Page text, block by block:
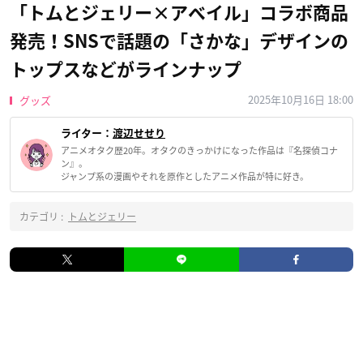
「トムとジェリー×アベイル」コラボ商品
発売！SNSで話題の「さかな」デザインの
トップスなどがラインナップ
グッズ 2025年10月16日 18:00
ライター： 渡辺せせり
アニメオタク歴20年。オタクのきっかけになった作品は『名探偵コナ
ン』。
ジャンプ系の漫画やそれを原作としたアニメ作品が特に好き。
カテゴリ : トムとジェリー